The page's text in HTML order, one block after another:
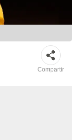
Compartir